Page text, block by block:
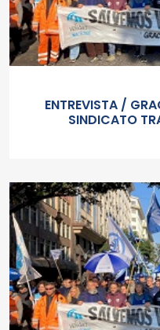
ENTREVISTA /
SINDICATO